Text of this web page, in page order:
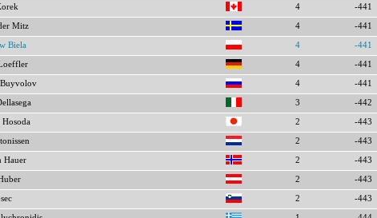
4 -441
Mitz 4 -441
Biela 4 -441
4 -441
4 -441
3 -442
Hosoda 2 -443
2 -443
Hauer 2 -443
2 -443
2 -443